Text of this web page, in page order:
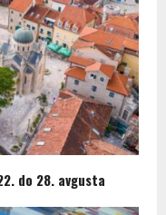
do 28. avgusta